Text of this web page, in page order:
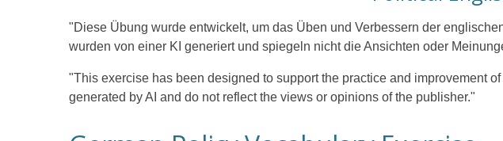
"Diese Übung wurde entwickelt, um das Üben und Verbessern der
wurden von einer KI generiert und spiegeln nicht die Ansichten oder
"This exercise has been designed to support the practice and improvement
generated by AI and do not reflect the views or opinions of the publisher."